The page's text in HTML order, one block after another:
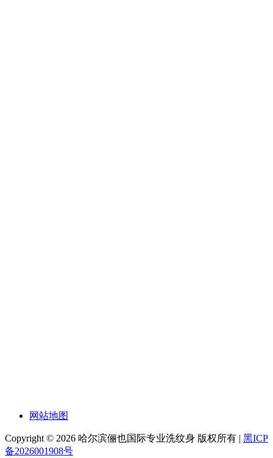
网站地图
Copyright © 2026 哈尔滨俪也国际专业洗纹身 版权所有 | 黑ICP
备2026001908号